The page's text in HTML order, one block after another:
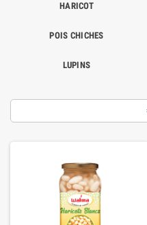
HARICOT
POIS CHICHES
LUPINS